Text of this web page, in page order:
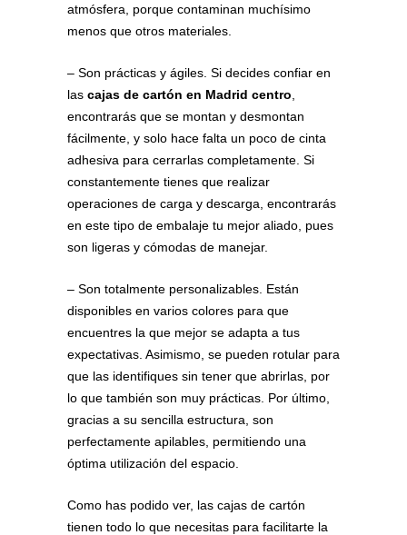
atmósfera, porque contaminan muchísimo
menos que otros materiales.
– Son prácticas y ágiles. Si decides confiar en
las cajas de cartón en Madrid centro
encontrarás que se montan y desmontan
fácilmente, y solo hace falta un poco de cinta
adhesiva para cerrarlas completamente. Si
constantemente tienes que realizar
operaciones de carga y descarga, encontrarás
en este tipo de embalaje tu mejor aliado, pues
son ligeras y cómodas de manejar.
– Son totalmente personalizables. Están
disponibles en varios colores para que
encuentres la que mejor se adapta a tus
expectativas. Asimismo, se pueden rotular para
que las identifiques sin tener que abrirlas, por
lo que también son muy prácticas. Por último,
gracias a su sencilla estructura, son
perfectamente apilables, permitiendo una
óptima utilización del espacio.
Como has podido ver, las cajas de cartón
tienen todo lo que necesitas para facilitarte la